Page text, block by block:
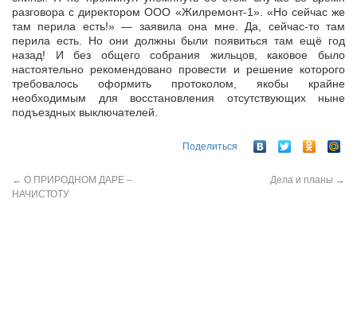
разговора с директором ООО «Жилремонт-1». «Но сейчас же
там перила есть!» — заявила она мне. Да, сейчас-то там
перила есть. Но они должны были появиться там ещё год
назад! И без общего собрания жильцов, каковое было
настоятельно рекомендовано провести и решение которого
требовалось оформить протоколом, якобы крайне
необходимым для восстановления отсутствующих ныне
подъездных выключателей.
Поделиться
← О ПРИРОДНОМ ДАРЕ –
НАЧИСТОТУ
Дела и планы →